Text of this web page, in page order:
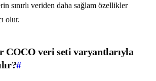
sınırlı veriden daha sağlam özellikler
olur.
COCO veri seti varyantlarıyla
#